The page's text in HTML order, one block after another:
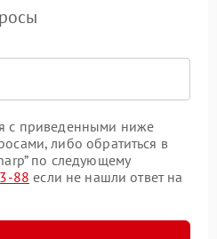
с приведенными ниже
либо обратиться в
по следующему
88 если не нашли ответ на